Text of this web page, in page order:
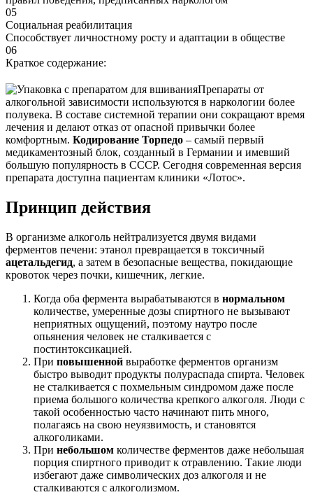
05
Социальная реабилитация
Способствует личностному росту и адаптации в обществе
06
Краткое содержание:
Препараты от
алкогольной зависимости используются в наркологии более
полувека. В составе системной терапии они сокращают время
лечения и делают отказ от опасной привычки более
комфортным. Кодирование Торпедо – самый первый
медикаментозный блок, созданный в Германии и имевший
большую популярность в СССР. Сегодня современная версия
препарата доступна пациентам клиники «Лотос».
Принцип действия
В организме алкоголь нейтрализуется двумя видами
ферментов печени: этанол превращается в токсичный
ацетальдегид, а затем в безопасные вещества, покидающие
кровоток через почки, кишечник, легкие.
Когда оба фермента вырабатываются в нормальном
количестве, умеренные дозы спиртного не вызывают
неприятных ощущений, поэтому наутро после
опьянения человек не сталкивается с
постинтоксикацией.
При повышенной выработке ферментов организм
быстро выводит продукты полураспада спирта. Человек
не сталкивается с похмельным синдромом даже после
приема большого количества крепкого алкоголя. Люди с
такой особенностью часто начинают пить много,
полагаясь на свою неуязвимость, и становятся
алкоголиками.
При небольшом количестве ферментов даже небольшая
порция спиртного приводит к отравлению. Такие люди
избегают даже символических доз алкоголя и не
сталкиваются с алкоголизмом.